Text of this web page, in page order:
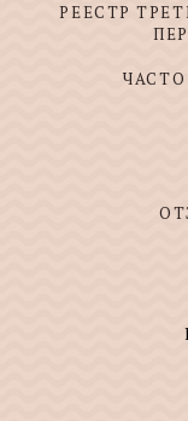
РЕЕСТР